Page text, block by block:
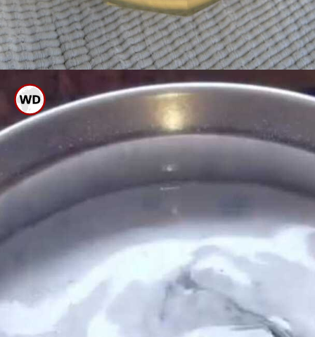
ಇದಕ್ಕೆ ಸ್ವಲ್ಪ ವಿನೇಗರ್ ಅಥವಾ ನಿಂಬೆ
ರಸವನ್ನು ಮಿಕ್ಸ್ ಮಾಡಿ